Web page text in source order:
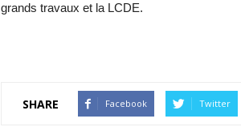
grands travaux et la LCDE.
SHARE Facebook Twitter